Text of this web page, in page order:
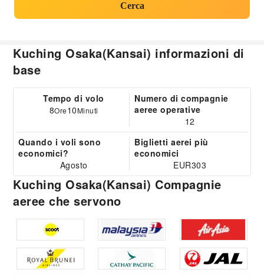
Cerca
Kuching Osaka(Kansai) informazioni di
base
Tempo di volo
8Ore10Minuti
Numero di compagnie
aeree operative
12
Quando i voli sono
economici?
Agosto
Biglietti aerei più
economici
EUR303
Kuching Osaka(Kansai) Compagnie
aeree che servono